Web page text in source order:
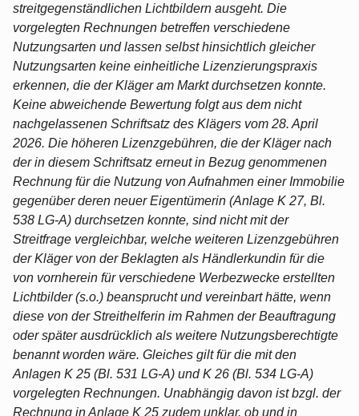
streitgegenständlichen Lichtbildern ausgeht. Die
vorgelegten Rechnungen betreffen verschiedene
Nutzungsarten und lassen selbst hinsichtlich gleicher
Nutzungsarten keine einheitliche Lizenzierungspraxis
erkennen, die der Kläger am Markt durchsetzen konnte.
Keine abweichende Bewertung folgt aus dem nicht
nachgelassenen Schriftsatz des Klägers vom 28. April
2026. Die höheren Lizenzgebühren, die der Kläger nach
der in diesem Schriftsatz erneut in Bezug genommenen
Rechnung für die Nutzung von Aufnahmen einer Immobilie
gegenüber deren neuer Eigentümerin (Anlage K 27, Bl.
538 LG-A) durchsetzen konnte, sind nicht mit der
Streitfrage vergleichbar, welche weiteren Lizenzgebühren
der Kläger von der Beklagten als Händlerkundin für die
von vornherein für verschiedene Werbezwecke erstellten
Lichtbilder (s.o.) beansprucht und vereinbart hätte, wenn
diese von der Streithelferin im Rahmen der Beauftragung
oder später ausdrücklich als weitere Nutzungsberechtigte
benannt worden wäre. Gleiches gilt für die mit den
Anlagen K 25 (Bl. 531 LG-A) und K 26 (Bl. 534 LG-A)
vorgelegten Rechnungen. Unabhängig davon ist bzgl. der
Rechnung in Anlage K 25 zudem unklar, ob und in